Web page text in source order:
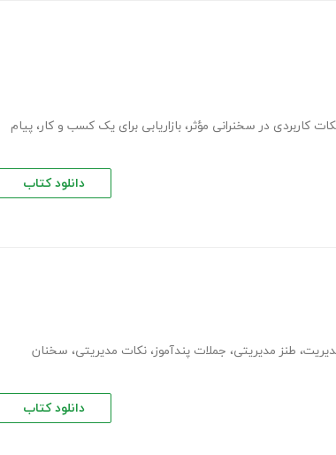
کاربردی در سخنرانی مؤثر، بازاریابی برای یک کسب و کار، پیام
دانلود کتاب
، طنز مدیریتی، جملات پندآموز، نکات مدیریتی، سخنان
دانلود کتاب